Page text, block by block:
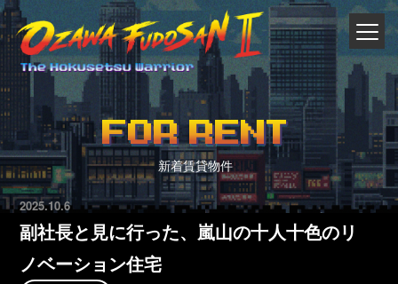
FOR RENT
新着賃貸物件
2025.10.6
副社長と見に行った、嵐山の十人十色のリ
ノベーション住宅